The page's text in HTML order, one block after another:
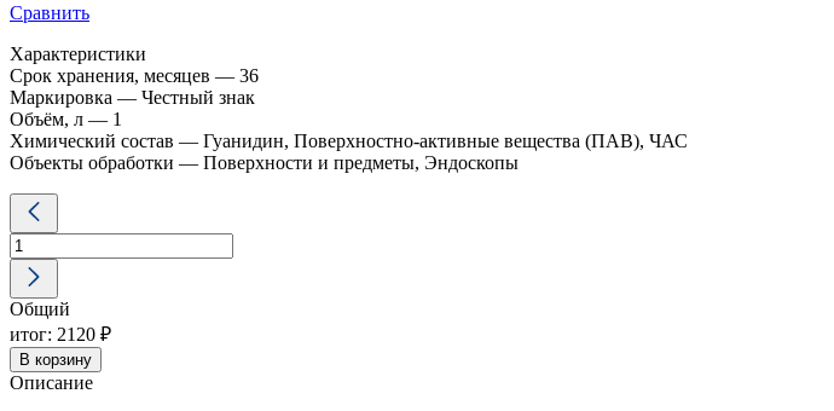
Сравнить
Характеристики
Срок хранения, месяцев — 36
Маркировка — Честный знак
Объём, л — 1
Химический состав — Гуанидин, Поверхностно-активные вещества (ПАВ), ЧАС
Объекты обработки — Поверхности и предметы, Эндоскопы
Количество
товара
Ультрадез
Форте
л
возможна
дезинфекция
эндоскопов
Общий
итог: 2120 ₽
В корзину
Описание